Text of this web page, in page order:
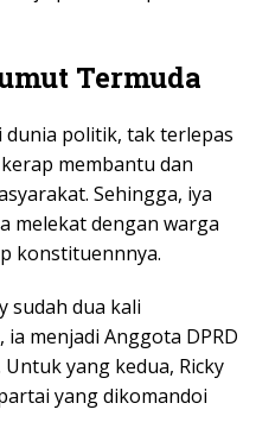
Termuda
dunia politik, tak terlepas
membantu dan
Sehingga, iya
melekat dengan warga
konstituennnya.
sudah dua kali
menjadi Anggota DPRD
yang kedua, Ricky
yang dikomandoi